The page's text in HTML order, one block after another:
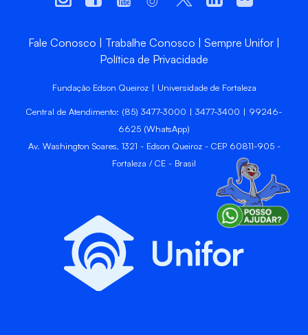
Fale Conosco Trabalhe Conosco
Sempre Unifor
Política de Privacidade
Fundação Edson Queiroz | Universidade de Fortaleza
Central de Atendimento: (85) 3477-3000 | 3477-3400 | 99246-
6625 (WhatsApp)
Av. Washington Soares, 1321 - Edson Queiroz - CEP 60811-905 -
Fortaleza / CE - Brasil